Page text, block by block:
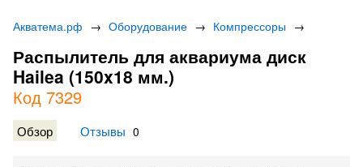
Акватема.рф → Оборудование → Компрессоры →
Распылитель для аквариума диск
Hailea (150x18 мм.)
Код 7329
Обзор Отзывы 0